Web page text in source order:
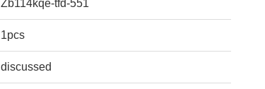
Zb114kqe-tfd-551
1pcs
discussed